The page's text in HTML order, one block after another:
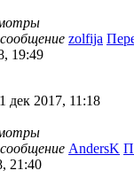
zolfija
19:49
дек 2017, 11:18
AndersK
21:40